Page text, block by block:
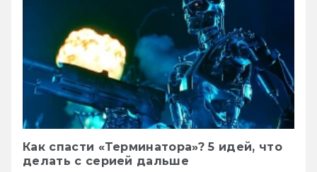
Как спасти «Терминатора»? 5 идей, что
делать с серией дальше